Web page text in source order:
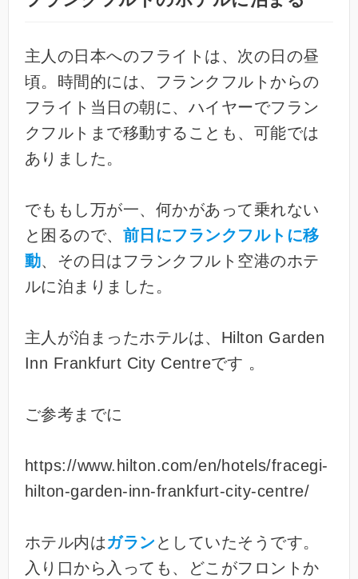
主人の日本へのフライトは、次の日の昼
頃。時間的には、フランクフルトからの
フライト当日の朝に、ハイヤーでフラン
クフルトまで移動することも、可能では
ありました。
でももし万が一、何かがあって乗れない
と困るので、 前日にフランクフルトに移
動、その日はフランクフルト空港のホテ
ルに泊まりました。
主人が泊まったホテルは、Hilton Garden
Inn Frankfurt City Centreです 。
ご参考までに
https://www.hilton.com/en/hotels/fracegi-
hilton-garden-inn-frankfurt-city-centre/
ホテル内はガラン としていたそうです。
入り口から入っても、どこがフロントか